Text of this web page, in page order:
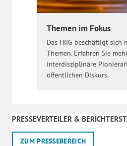
Themen im Fokus
Das HIIG beschäftigt sich
Themen. Erfahren Sie
interdisziplinäre
öffentlichen Diskurs.
PRESSEVERTEILER &
ZUM PRESSEBEREICH